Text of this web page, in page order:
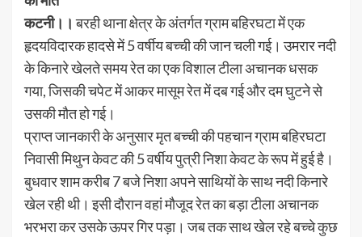
कटनी।। बरही थाना क्षेत्र के अंतर्गत ग्राम बहिरघटा में एक
हृदयविदारक हादसे में 5 वर्षीय बच्ची की जान चली गई। उमरार नदी
के किनारे खेलते समय रेत का एक विशाल टीला अचानक धसक
गया, जिसकी चपेट में आकर मासूम रेत में दब गई और दम घुटने से
उसकी मौत हो गई।
प्राप्त जानकारी के अनुसार मृत बच्ची की पहचान ग्राम बहिरघटा
निवासी मिथुन केवट की 5 वर्षीय पुत्री निशा केवट के रूप में हुई है।
बुधवार शाम करीब 7 बजे निशा अपने साथियों के साथ नदी किनारे
खेल रही थी। इसी दौरान वहां मौजूद रेत का बड़ा टीला अचानक
भरभरा कर उसके ऊपर गिर पड़ा। जब तक साथ खेल रहे बच्चे कुछ